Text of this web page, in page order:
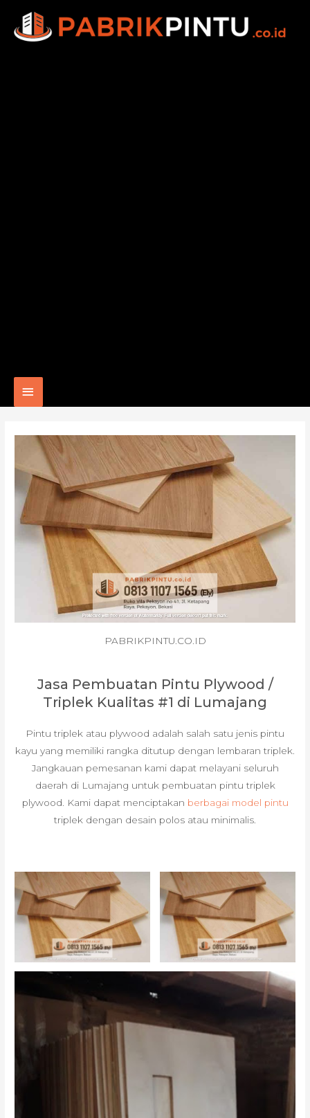
Main
PABRIKPINTU.CO.ID
Jasa Pembuatan Pintu Plywood /
Triplek Kualitas #1 di Lumajang
Pintu triplek atau plywood adalah salah satu jenis pintu
kayu yang memiliki rangka ditutup dengan lembaran triplek.
Jangkauan pemesanan kami dapat melayani seluruh
daerah di Lumajang untuk pembuatan pintu triplek
plywood. Kami dapat menciptakan berbagai model pintu
triplek dengan desain polos atau minimalis.